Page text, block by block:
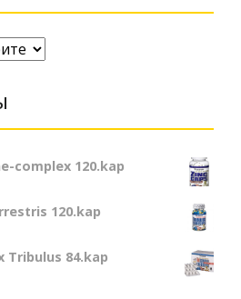
complex 120.kap
120.kap
Tribulus 84.kap